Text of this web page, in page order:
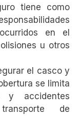
tiene como
en el
u otros
el casco y
se limita
y accidentes
de